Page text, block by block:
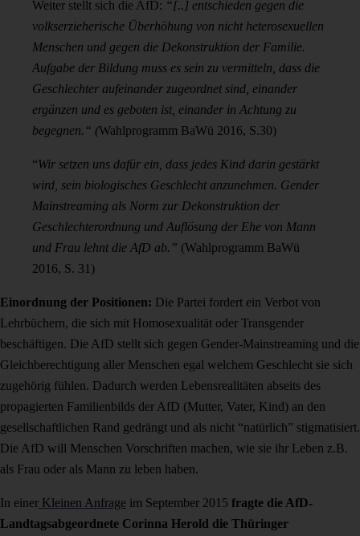
Weiter stellt sich die AfD: “[..] entschieden gegen die
volkserzieherische Überhöhung von nicht heterosexuellen
Menschen und gegen die Dekonstruktion der Familie.
Aufgabe der Bildung muss es sein zu vermitteln, dass die
Geschlechter aufeinander zugeordnet sind, einander
ergänzen und es geboten ist, einander in Achtung zu
begegnen.“ (Wahlprogramm BaWü 2016, S.30)
“Wir setzen uns dafür ein, dass jedes Kind darin gestärkt
wird, sein biologisches Geschlecht anzunehmen. Gender
Mainstreaming als Norm zur Dekonstruktion der
Geschlechterordnung und Auflösung der Ehe von Mann
und Frau lehnt die AfD ab.” (Wahlprogramm BaWü
2016, S. 31)
Einordnung der Positionen: Die Partei fordert ein Verbot von
Lehrbüchern, die sich mit Homosexualität oder Transgender
beschäftigen. Die AfD stellt sich gegen Gender-Mainstreaming und die
Gleichberechtigung aller Menschen egal welchem Geschlecht sie sich
zugehörig fühlen. Dadurch werden Lebensrealitäten abseits des
propagierten Familienbilds der AfD (Mutter, Vater, Kind) an den
gesellschaftlichen Rand gedrängt und als nicht “natürlich” stigmatisiert.
Die AfD will Menschen Vorschriften machen, wie sie ihr Leben z.B.
als Frau oder als Mann zu leben haben.
In einer Kleinen Anfrage im September 2015 fragte die AfD-
Landtagsabgeordnete Corinna Herold die Thüringer